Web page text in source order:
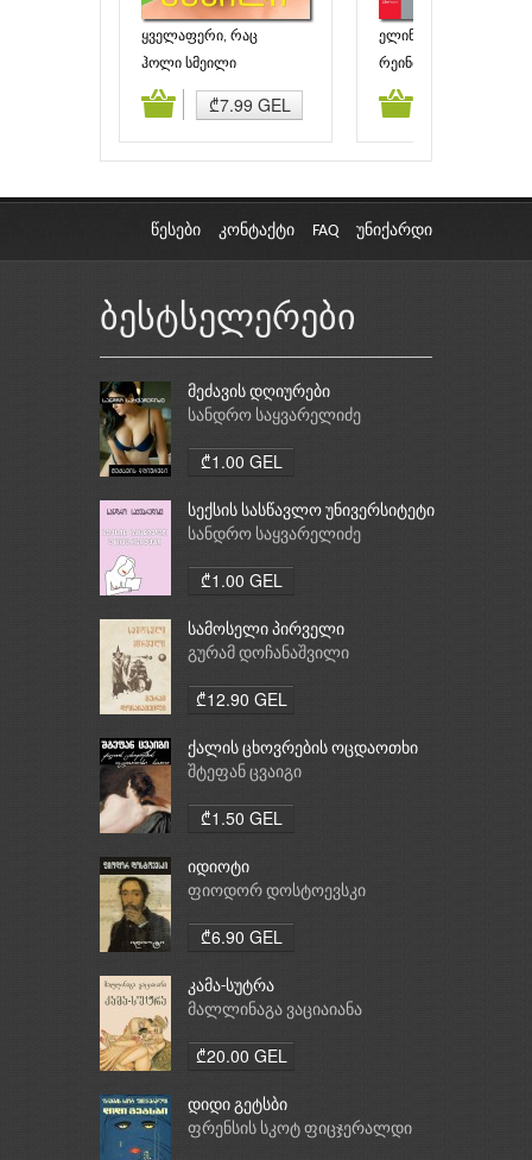
ყველაფერი, რაც
ბრწყინავს
ჰოლი სმეილი
₾7.99 GEL
ელინორი & პარკი
რეინბოუ რაუელი
კალათაში დამატება კალათაში
წესები კონტაქტი FAQ უნიქარდი
ბესტსელერები
მეძავის დღიურები
სანდრო საყვარელიძე
₾1.00 GEL
სექსის სასწავლო უნივერსიტეტი
სანდრო საყვარელიძე
₾1.00 GEL
სამოსელი პირველი
გურამ დოჩანაშვილი
₾12.90 GEL
ქალის ცხოვრების ოცდაოთხი
საათი
შტეფან ცვაიგი
₾1.50 GEL
იდიოტი
ფიოდორ დოსტოევსკი
₾6.90 GEL
კამა-სუტრა
მალლინაგა ვაციაიანა
₾20.00 GEL
დიდი გეტსბი
ფრენსის სკოტ ფიცჯერალდი